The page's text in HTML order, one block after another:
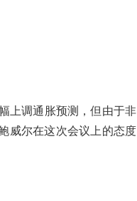
上调通胀预测，但由于非
威尔在这次会议上的态度